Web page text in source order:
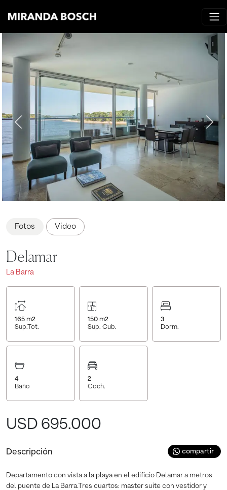
Fotos Video
Delamar
La Barra
165 m2
Sup.Tot.
150 m2
Sup. Cub.
3
Dorm.
4
Baño
2
Coch.
USD 695.000
Descripción compartir
Departamento con vista a la playa en el edificio Delamar a metros
del puente de La Barra.Tres cuartos: master suite con vestidor y